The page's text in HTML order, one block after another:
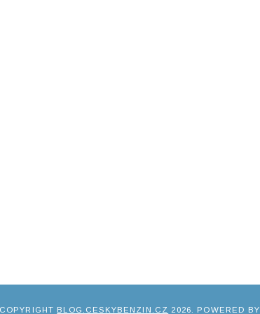
BLOG.CESKYBENZIN.CZ 2026 . POWERED BY